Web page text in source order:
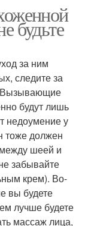
будьте
за ним
следите за
Вызывающие
будут лишь
недоумение у
тоже должен
шеей и
забывайте
крем). Во-
вы будете
лучше будете
массаж лица,